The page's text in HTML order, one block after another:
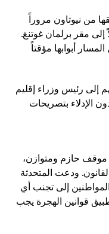
من نيوتاون مروراً
إلى مقر برلمان غوتنغ.
أبوابها مؤقتاً
إلى رئيس وزراء إقليم
الإدلاء بتصريحات
حازم ومتوازن،
ودعت المتحدثة
إلى تجنب أي
قوانين الهجرة يجب